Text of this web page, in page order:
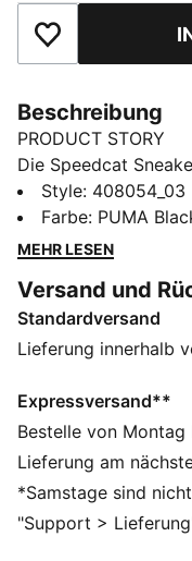
Zu Favoriten
Beschreibung
PRODUCT STORY
Die Speedcat
Rennstrecke
unkonventionelle
Speedcat Ballet
DETAILS
Entworfen für:
Breite: Regulär
Absatzart: Flach
Charakteristische
Obermaterial in
Style: 408054_03
Farbe: PUMA
MEHR LESEN
Versand und
Standardversand
Lieferung innerhalb
Expressversand**
Bestelle von
Lieferung am
*Samstage sind
"Support >